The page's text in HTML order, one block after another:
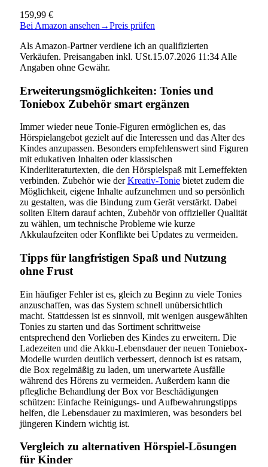
159,99 €
Bei Amazon ansehen →Preis prüfen
Als Amazon-Partner verdiene ich an qualifizierten
Verkäufen. Preisangaben inkl. USt.15.07.2026 11:34 Alle
Angaben ohne Gewähr.
Erweiterungsmöglichkeiten: Tonies und
Toniebox Zubehör smart ergänzen
Immer wieder neue Tonie-Figuren ermöglichen es, das
Hörspielangebot gezielt auf die Interessen und das Alter des
Kindes anzupassen. Besonders empfehlenswert sind Figuren
mit edukativen Inhalten oder klassischen
Kinderliteraturtexten, die den Hörspielspaß mit Lerneffekten
verbinden. Zubehör wie derKreativ-Tonie bietet zudem die
Möglichkeit, eigene Inhalte aufzunehmen und so persönlich
zu gestalten, was die Bindung zum Gerät verstärkt. Dabei
sollten Eltern darauf achten, Zubehör von offizieller Qualität
zu wählen, um technische Probleme wie kurze
Akkulaufzeiten oder Konflikte bei Updates zu vermeiden.
Tipps für langfristigen Spaß und Nutzung
ohne Frust
Ein häufiger Fehler ist es, gleich zu Beginn zu viele Tonies
anzuschaffen, was das System schnell unübersichtlich
macht. Stattdessen ist es sinnvoll, mit wenigen ausgewählten
Tonies zu starten und das Sortiment schrittweise
entsprechend den Vorlieben des Kindes zu erweitern. Die
Ladezeiten und die Akku-Lebensdauer der neuen Toniebox-
Modelle wurden deutlich verbessert, dennoch ist es ratsam,
die Box regelmäßig zu laden, um unerwartete Ausfälle
während des Hörens zu vermeiden. Außerdem kann die
pflegliche Behandlung der Box vor Beschädigungen
schützen: Einfache Reinigungs- und Aufbewahrungstipps
helfen, die Lebensdauer zu maximieren, was besonders bei
jüngeren Kindern wichtig ist.
Vergleich zu alternativen Hörspiel-Lösungen
für Kinder